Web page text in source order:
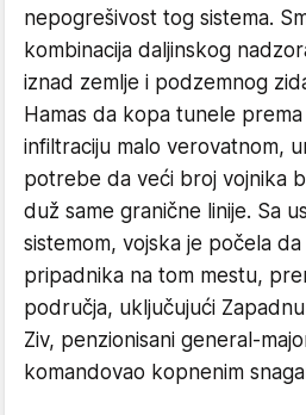
nepogrešivost tog sistema.
kombinacija daljinskog
iznad zemlje i podzemnog
Hamas da kopa tunele
infiltraciju malo verovatnom,
potrebe da veći broj vojnika
duž same granične linije. Sa
sistemom, vojska je počela
pripadnika na tom mestu,
područja, uključujući
Ziv, penzionisani general-
komandovao kopnenim